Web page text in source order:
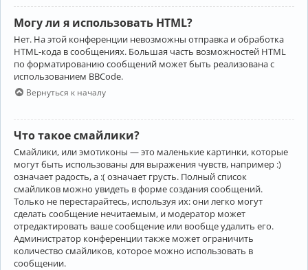
Могу ли я использовать HTML?
Нет. На этой конференции невозможны отправка и обработка
HTML-кода в сообщениях. Большая часть возможностей HTML
по форматированию сообщений может быть реализована с
использованием BBCode.
Вернуться к началу
Что такое смайлики?
Смайлики, или эмотиконы — это маленькие картинки, которые
могут быть использованы для выражения чувств, например :)
означает радость, а :( означает грусть. Полный список
смайликов можно увидеть в форме создания сообщений.
Только не перестарайтесь, используя их: они легко могут
сделать сообщение нечитаемым, и модератор может
отредактировать ваше сообщение или вообще удалить его.
Администратор конференции также может ограничить
количество смайликов, которое можно использовать в
сообщении.